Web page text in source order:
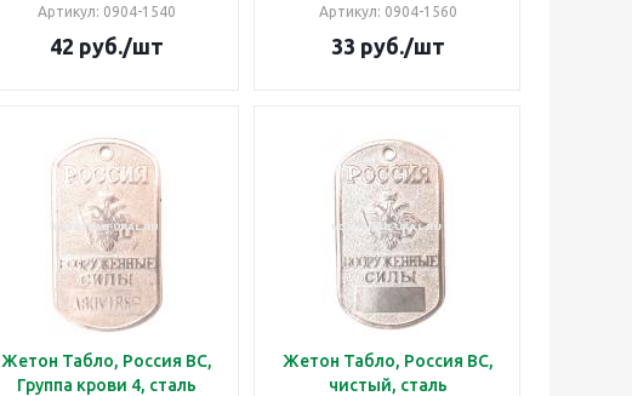
Артикул: 0904-1540
42 руб./шт
Артикул: 0904-1560
33 руб./шт
Жетон Табло, Россия ВС,
Группа крови 4, сталь
Жетон Табло, Россия ВС,
чистый, сталь